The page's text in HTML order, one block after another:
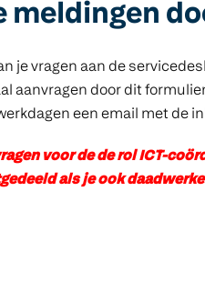
meldingen
je vragen aan de
aanvragen door dit
een email met de
voor de de rol ICT-
als je ook